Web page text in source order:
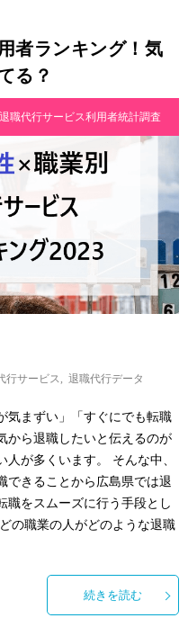
者ランキング！気
る？
退職代行サービス利用者統計調査
行サービス 退職代行データ
気まずい」「すぐにでも転職
から退職したいと伝えるのが
が多くいます。 そんな中、
できることから広島県では退
職をスムーズに行う手段とし
の職業の人がどのような退職
続きを読む